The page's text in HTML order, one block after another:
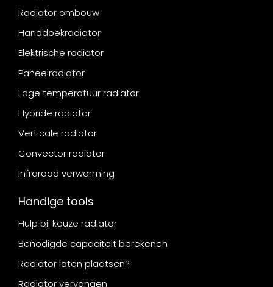
Radiator ombouw
Handdoekradiator
Elektrische radiator
Paneelradiator
Lage temperatuur radiator
Hybride radiator
Verticale radiator
Convector radiator
Infrarood verwarming
Handige tools
Hulp bij keuze radiator
Benodigde capaciteit berekenen
Radiator laten plaatsen?
Radiator vervangen